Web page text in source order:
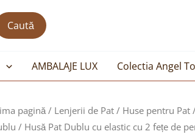
Caută
AMBALAJE LUX Colectia Angel
pagină/ Lenjerii de Pat/ Huse pentru Pat/
/ Husă Pat Dublu cu elastic cu 2 fețe de
Prețul
inițial
Prețul
curent